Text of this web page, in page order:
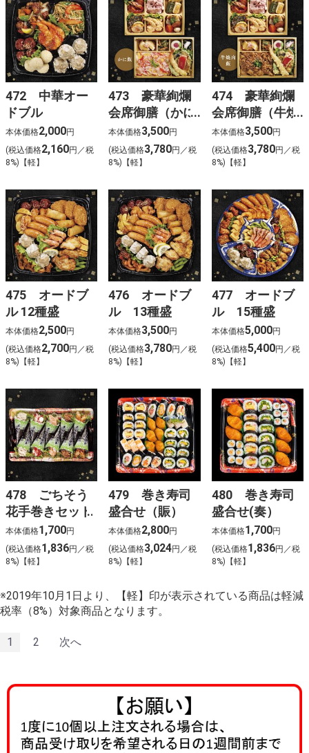
472 中華オー
ドブル
本体価格2,000円
(税込価格2,160円／税
8%)【軽】
473 豪華絢爛
会席御膳（かに
飯）
本体価格3,500円
(税込価格3,780円／税
8%)【軽】
474 豪華絢爛
会席御膳（牛焼
肉飯）
本体価格3,500円
(税込価格3,780円／税
8%)【軽】
475 オードブ
ル 12種盛
本体価格2,500円
(税込価格2,700円／税
8%)【軽】
476 オードブ
ル 13種盛
本体価格3,500円
(税込価格3,780円／税
8%)【軽】
477 オードブ
ル 15種盛
本体価格5,000円
(税込価格5,400円／税
8%)【軽】
478 ごちそう
花手巻きセット
本体価格1,700円
(税込価格1,836円／税
8%)【軽】
479 巻き寿司
盛合せ（賑）
本体価格2,800円
(税込価格3,024円／税
8%)【軽】
480 巻き寿司
盛合せ(奏）
本体価格1,700円
(税込価格1,836円／税
8%)【軽】
※2019年10月1日より、【軽】印が表示されている商品は軽減
税率（8%）対象商品となります。
1 2 次へ